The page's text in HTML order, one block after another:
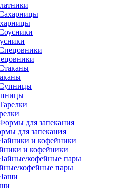
для запекания
и кофейники
кофейные пары